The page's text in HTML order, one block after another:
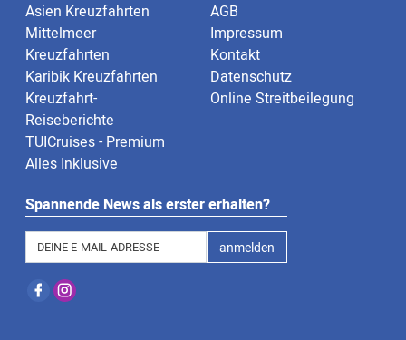
Asien Kreuzfahrten
Mittelmeer
Kreuzfahrten
Karibik Kreuzfahrten
Kreuzfahrt-
Reiseberichte
TUICruises - Premium
Alles Inklusive
AGB
Impressum
Kontakt
Datenschutz
Online Streitbeilegung
Spannende News als erster erhalten?
anmelden